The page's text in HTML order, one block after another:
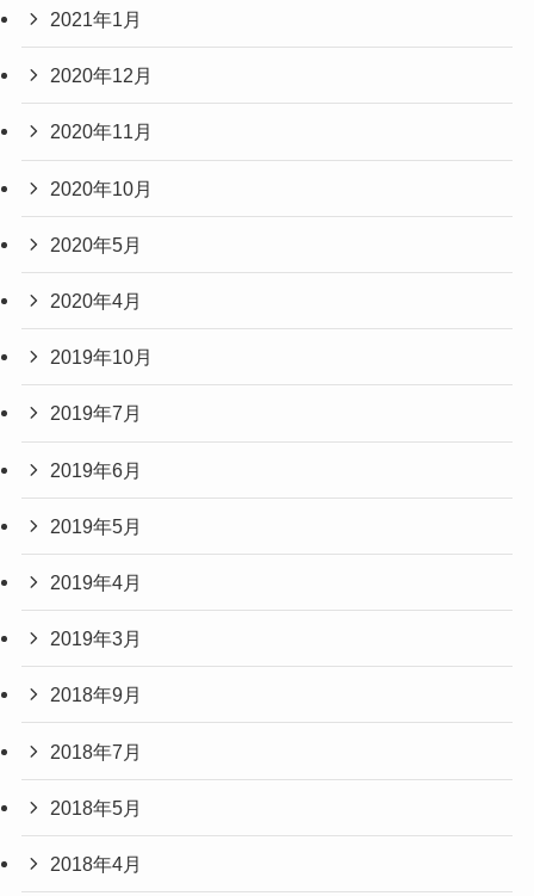
2021年1月
2020年12月
2020年11月
2020年10月
2020年5月
2020年4月
2019年10月
2019年7月
2019年6月
2019年5月
2019年4月
2019年3月
2018年9月
2018年7月
2018年5月
2018年4月